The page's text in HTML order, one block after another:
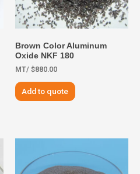
Brown Color Aluminum
Oxide NKF 180
$880.00
/MT
Add to quote